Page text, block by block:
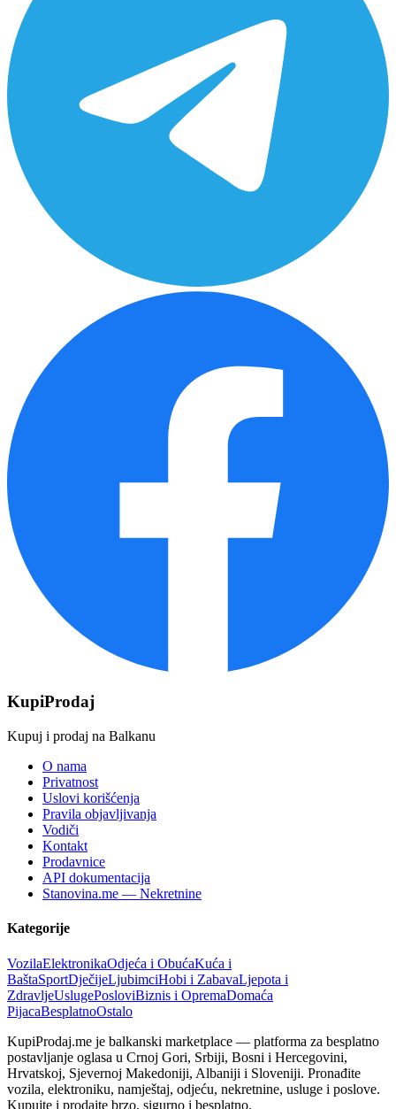
KupiProdaj
Kupuj i prodaj na Balkanu
O nama
Privatnost
Uslovi korišćenja
Pravila objavljivanja
Vodiči
Kontakt
Prodavnice
API dokumentacija
Stanovina.me — Nekretnine
Kategorije
VozilaElektronikaOdjeća i ObućaKuća i
BaštaSportDječijeLjubimciHobi i ZabavaLjepota i
ZdravljeUslugePosloviBiznis i OpremaDomaća
PijacaBesplatnoOstalo
KupiProdaj.me je balkanski marketplace — platforma za besplatno
postavljanje oglasa u Crnoj Gori, Srbiji, Bosni i Hercegovini,
Hrvatskoj, Sjevernoj Makedoniji, Albaniji i Sloveniji. Pronađite
vozila, elektroniku, namještaj, odjeću, nekretnine, usluge i poslove.
Kupujte i prodajte brzo, sigurno i besplatno.